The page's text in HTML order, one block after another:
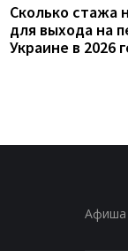
Сколько стажа
для выхода на
Украине в 2026
Афиша